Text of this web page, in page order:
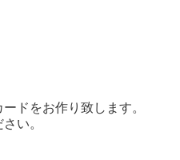
ドをお作り致します。
い。